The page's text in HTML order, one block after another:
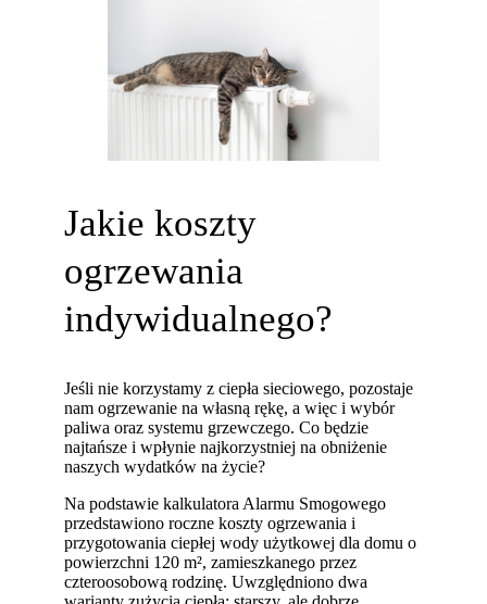
Jakie koszty
ogrzewania
indywidualnego?
Jeśli nie korzystamy z ciepła sieciowego, pozostaje
nam ogrzewanie na własną rękę, a więc i wybór
paliwa oraz systemu grzewczego. Co będzie
najtańsze i wpłynie najkorzystniej na obniżenie
naszych wydatków na życie?
Na podstawie kalkulatora Alarmu Smogowego
przedstawiono roczne koszty ogrzewania i
przygotowania ciepłej wody użytkowej dla domu o
powierzchni 120 m², zamieszkanego przez
czteroosobową rodzinę. Uwzględniono dwa